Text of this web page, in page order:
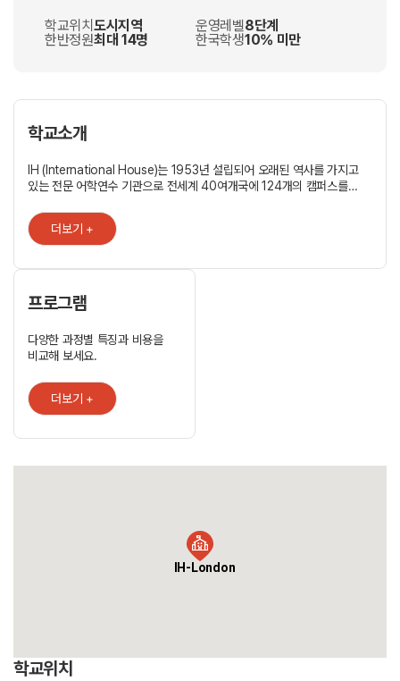
학교위치 도시지역 운영레벨8단계
한반정원최대 14명 한국학생10% 미만
학교소개
IH (International House)는 1953년 설립되어 오래된 역사를 가지고
있는 전문 어학연수 기관으로 전세계 40여개국에 124개의 캠퍼스를
직장인들에게 영어를 가르쳐 왔습니다. 오늘날 최신의 교습법과 기술을
이용하여 새로운 세대들에게 새로운 언어교수법을 통해 차별화 된
언어연수를 제공하고 있습니다. 전 세계 IH 센터 중 가장 큰 규모를
자랑하며, 총 9개층에 교실이 위치하고 있으며 교실은 56개 정도를
시설이 탁월한 어학원으로서 가장 유명한 랜드마크에 가까이 위치해
있습니다. 영어를 배우기에 런던만큼 좋은 도시는 없을 만큼, 다양한
국적의 학생들과 함께 다양한 문화를 누리며 수많은 박물관 및 아트갤러리
관람을 즐기며 교실에서의 영어 수업뿐 아니라 실생활 영어를 학습합니다.
일반영어, IELTS, Cambridge 시험 준비 등 여러분의 영어 실력과
커리어를 위해 가장 적합한 런던 IH 어학원을 선택하세요. ?평균 400-
500명 이상의 학생들을 위한 각종 편의 시설을 잘 갖추고 있습니다.
장점: Cambridge, IELTS, LCCI, TOEIC 시험센터
더보기 +
프로그램
다양한 과정별 특징과 비용을
비교해 보세요.
더보기 +
IH-London
학교위치